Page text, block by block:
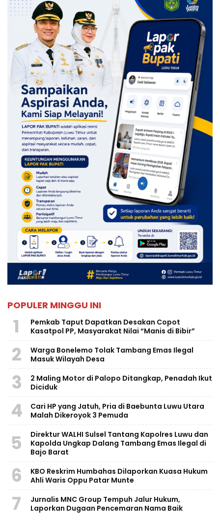
POPULER MINGGU INI
1
Pemkab Taput Dapatkan Desakan Copot
Kasatpol PP, Masyarakat Nilai “Manis di Bibir”
2
Warga Bonelemo Tolak Tambang Emas Ilegal
Masuk Wilayah Desa
3
2 Maling Motor di Palopo Ditangkap, Penadah Ikut
Diciduk
4
Cari HP yang Jatuh, Pria di Baebunta Luwu Utara
Malah Dikeroyok 3 Pemuda
5
Direktur WALHI Sulsel Tantang Kapolres Luwu dan
Kapolda Ungkap Dalang Tambang Emas Ilegal di
Bajo Barat
6
KBO Reskrim Humbahas Dilaporkan Kuasa Hukum
Ahli Waris Oppu Patar Munte
7
Jurnalis MNC Group Tempuh Jalur Hukum,
Laporkan Dugaan Pencemaran Nama Baik